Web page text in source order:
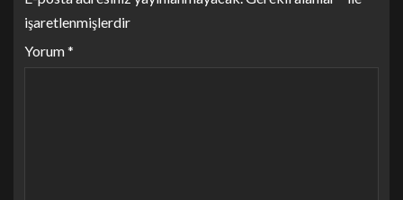
işaretlenmişlerdir
Yorum*